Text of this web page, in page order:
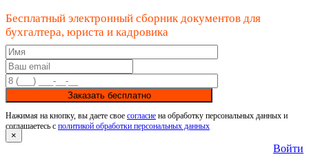
Бесплатный электронный сборник документов для
бухгалтера, юриста и кадровика
Заказать бесплатно
Нажимая на кнопку, вы даете свое согласие на обработку персональных данных и
соглашаетесь с политикой обработки персональных данных
×
Войти